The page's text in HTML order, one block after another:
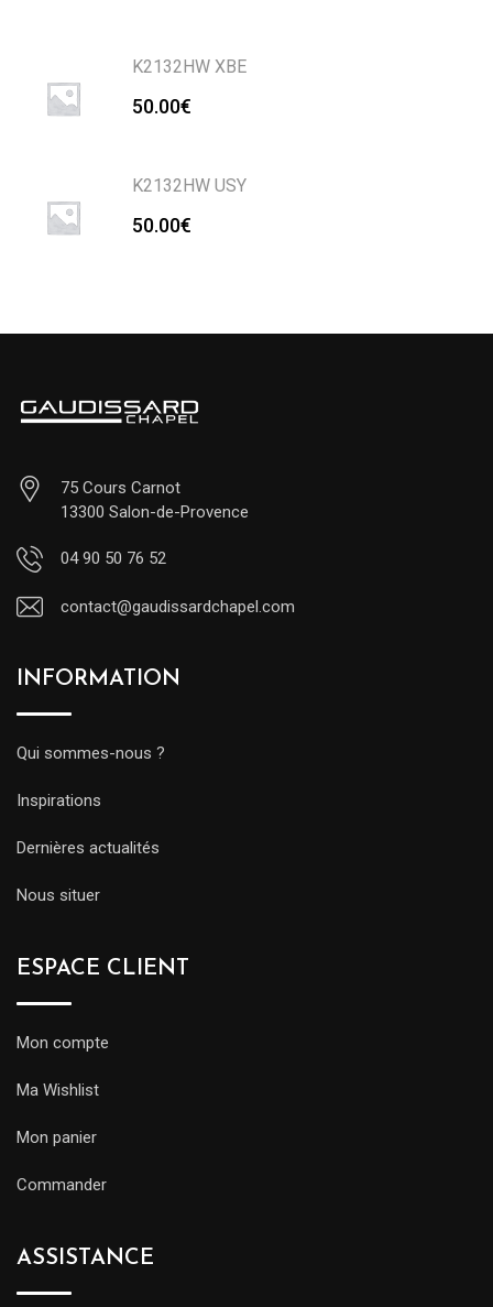
K2132HW XBE
50.00€
K2132HW USY
50.00€
75 Cours Carnot
13300 Salon-de-Provence
04 90 50 76 52
contact@gaudissardchapel.com
INFORMATION
Qui sommes-nous ?
Inspirations
Dernières actualités
Nous situer
ESPACE CLIENT
Mon compte
Ma Wishlist
Mon panier
Commander
ASSISTANCE